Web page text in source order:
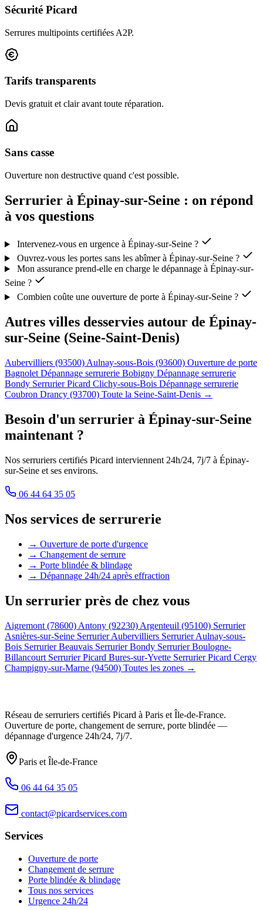
Sécurité Picard
Serrures multipoints certifiées A2P.
Tarifs transparents
Devis gratuit et clair avant toute réparation.
Sans casse
Ouverture non destructive quand c'est possible.
Serrurier à Épinay-sur-Seine : on répond
à vos questions
Intervenez-vous en urgence à Épinay-sur-Seine ?
Ouvrez-vous les portes sans les abîmer à Épinay-sur-Seine ?
Mon assurance prend-elle en charge le dépannage à Épinay-sur-
Seine ?
Combien coûte une ouverture de porte à Épinay-sur-Seine ?
Autres villes desservies autour de Épinay-
sur-Seine (Seine-Saint-Denis)
Aubervilliers (93500) Aulnay-sous-Bois (93600) Ouverture de porte
Bagnolet Dépannage serrurerie Bobigny Dépannage serrurerie
Bondy Serrurier Picard Clichy-sous-Bois Dépannage serrurerie
Coubron Drancy (93700) Toute la Seine-Saint-Denis →
Besoin d'un serrurier à Épinay-sur-Seine
maintenant ?
Nos serruriers certifiés Picard interviennent 24h/24, 7j/7 à Épinay-
sur-Seine et ses environs.
06 44 64 35 05
Nos services de serrurerie
→ Ouverture de porte d'urgence
→ Changement de serrure
→ Porte blindée & blindage
→ Dépannage 24h/24 après effraction
Un serrurier près de chez vous
Aigremont (78600) Antony (92230) Argenteuil (95100) Serrurier
Asnières-sur-Seine Serrurier Aubervilliers Serrurier Aulnay-sous-
Bois Serrurier Beauvais Serrurier Bondy Serrurier Boulogne-
Billancourt Serrurier Picard Bures-sur-Yvette Serrurier Picard Cergy
Champigny-sur-Marne (94500) Toutes les zones →
Réseau de serruriers certifiés Picard à Paris et Île-de-France.
Ouverture de porte, changement de serrure, porte blindée —
dépannage d'urgence 24h/24, 7j/7.
Paris et Île-de-France
06 44 64 35 05
contact@picardservices.com
Services
Ouverture de porte
Changement de serrure
Porte blindée & blindage
Tous nos services
Urgence 24h/24